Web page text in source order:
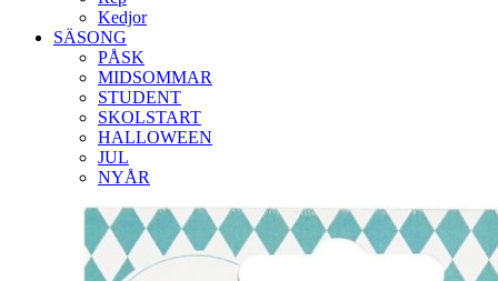
Kedjor
SÄSONG
PÅSK
MIDSOMMAR
STUDENT
SKOLSTART
HALLOWEEN
JUL
NYÅR